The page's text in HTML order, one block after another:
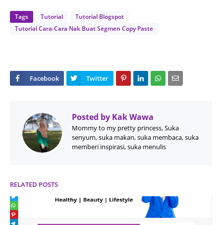
Tags Tutorial
Tutorial Blogspot
Tutorial Cara-Cara Nak Buat Segmen Copy Paste
Posted by Kak Wawa
Mommy to my pretty princess, Suka
senyum, suka makan, suka membaca, suka
memberi inspirasi, suka menulis
RELATED POSTS